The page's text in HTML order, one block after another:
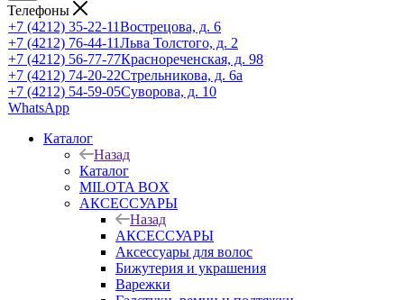
Телефоны
+7 (4212) 35-22-11Вострецова, д. 6
+7 (4212) 76-44-11Льва Толстого, д. 2
+7 (4212) 56-77-77Краснореченская, д. 98
+7 (4212) 74-20-22Стрельникова, д. 6а
+7 (4212) 54-59-05Суворова, д. 10
WhatsApp
Каталог
Назад
Каталог
MILOTA BOX
АКСЕССУАРЫ
Назад
АКСЕССУАРЫ
Аксессуары для волос
Бижутерия и украшения
Варежки